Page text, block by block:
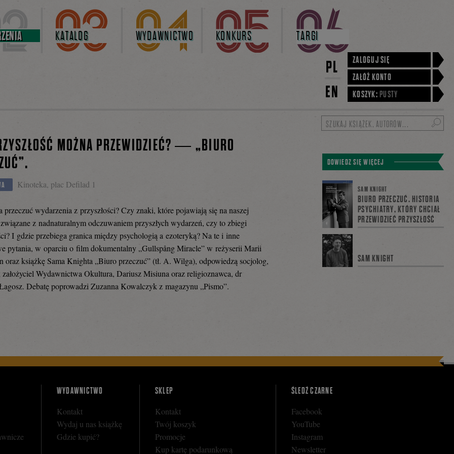
KATALOG WYDAWNICTWO KONKURS TARGI
PL
EN
ZALOGUJ SIĘ
ZAŁÓŻ KONTO
KOSZYK: PUSTY
MOŻNA PRZEWIDZIEĆ? — „BIURO
Kinoteka, plac Defilad 1
przeczuć wydarzenia z przyszłości? Czy znaki, które pojawiają się na naszej
z nadnaturalnym odczuwaniem przyszłych wydarzeń, czy to zbiegi
I gdzie przebiega granica między psychologią a ezoteryką? Na te i inne
pytania, w oparciu o film dokumentalny „Gullspång Miracle” w reżyserii Marii
oraz książkę Sama Knighta „Biuro przeczuć” (tł. A. Wilga), odpowiedzą socjolog,
założyciel Wydawnictwa Okultura, Dariusz Misiuna oraz religioznawca, dr
Debatę poprowadzi Zuzanna Kowalczyk z magazynu „Pismo”.
DOWIEDZ SIĘ WIĘCEJ
SAM KNIGHT
BIURO PRZECZUĆ. HISTORIA
PSYCHIATRY, KTÓRY CHCIAŁ
PRZEWIDZIEĆ PRZYSZŁOŚĆ
SAM KNIGHT
WYDAWNICTWO
Kontakt
Wydaj u nas książkę
Gdzie kupić?
SKLEP
Kontakt
Twój koszyk
Promocje
Kup kartę podarunkową
ŚLEDŹ CZARNE
Facebook
YouTube
Instagram
Newsletter